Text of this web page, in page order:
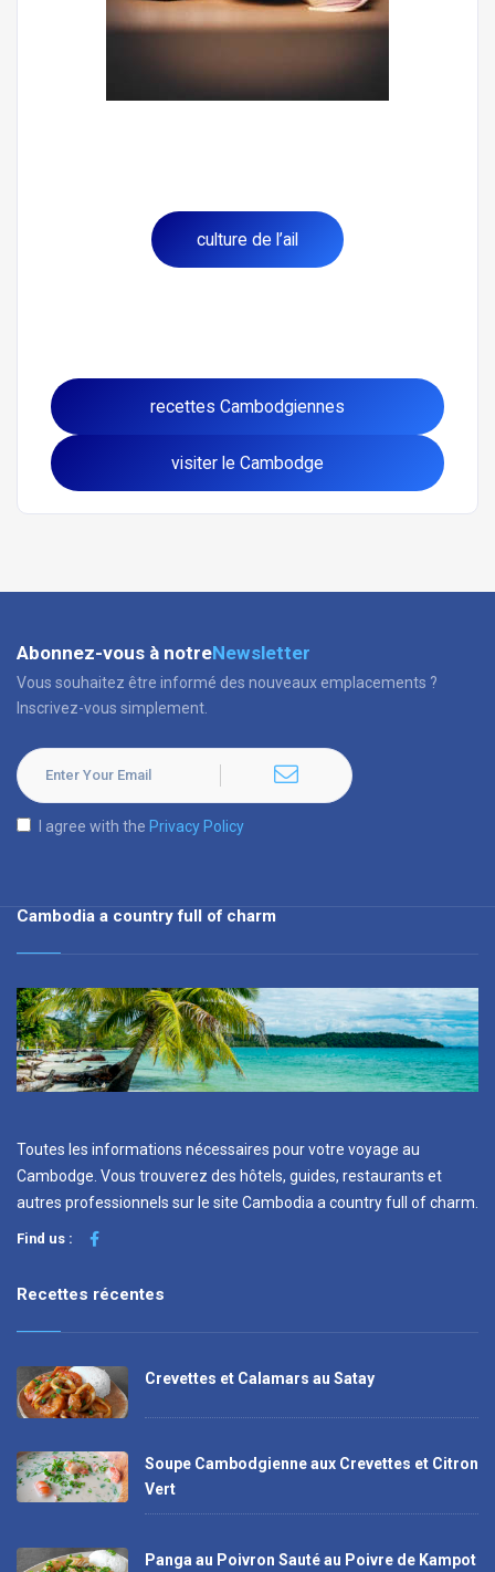
culture de l’ail
recettes Cambodgiennes
visiter le Cambodge
Abonnez-vous à notreNewsletter
Vous souhaitez être informé des nouveaux emplacements ?
Inscrivez-vous simplement.
I agree with the Privacy Policy
Cambodia a country full of charm
Toutes les informations nécessaires pour votre voyage au
Cambodge. Vous trouverez des hôtels, guides, restaurants et
autres professionnels sur le site Cambodia a country full of charm.
Find us :
Recettes récentes
Crevettes et Calamars au Satay
Soupe Cambodgienne aux Crevettes et Citron
Vert
Panga au Poivron Sauté au Poivre de Kampot